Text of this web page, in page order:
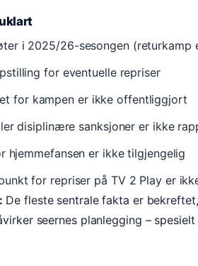
i 2025/26-sesongen
for eventuelle repriser
for kampen er ikke offentliggjort
disiplinære sanksjoner er ikke
hjemmefansen er ikke tilgjengelig
for repriser på TV 2 Play er
De fleste sentrale fakta er
seernes planlegging –